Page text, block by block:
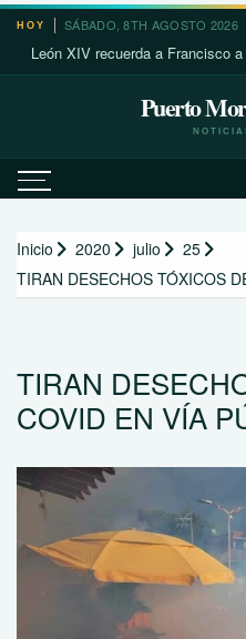
Saltar
contenido
HOY SÁBADO, 8TH AGOSTO 2026
León XIV recuerda a Francisco a
Puerto
Inicio 2020 julio
25
TIRAN DESECHOS TÓXICOS
TIRAN
COVID EN VÍA